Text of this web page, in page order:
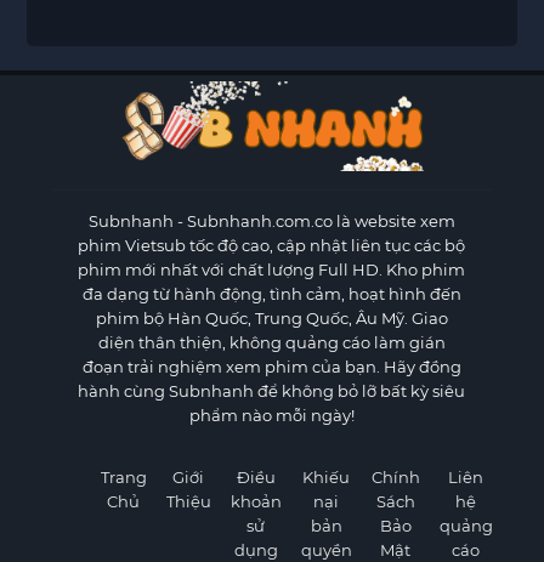
Subnhanh - Subnhanh.com.co là website xem
phim Vietsub tốc độ cao, cập nhật liên tục các bộ
phim mới nhất với chất lượng Full HD. Kho phim
đa dạng từ hành động, tình cảm, hoạt hình đến
phim bộ Hàn Quốc, Trung Quốc, Âu Mỹ. Giao
diện thân thiện, không quảng cáo làm gián
đoạn trải nghiệm xem phim của bạn. Hãy đồng
hành cùng Subnhanh để không bỏ lỡ bất kỳ siêu
phẩm nào mỗi ngày!
Trang
Chủ
Giới
Thiệu
Điều
khoản
sử
dụng
Khiếu
nại
bản
quyền
Chính
Sách
Bảo
Mật
Liên
hệ
quảng
cáo